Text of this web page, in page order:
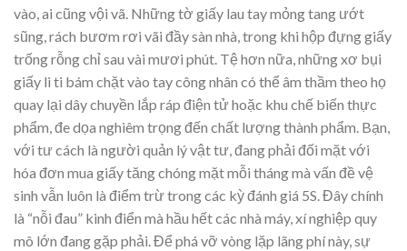
vào, ai cũng vội vã. Những tờ giấy lau tay mỏng tang ướt
sũng, rách bươm rơi vãi đầy sàn nhà, trong khi hộp đựng giấy
trống rỗng chỉ sau vài mươi phút. Tệ hơn nữa, những xơ bụi
giấy li ti bám chặt vào tay công nhân có thể âm thầm theo họ
quay lại dây chuyền lắp ráp điện tử hoặc khu chế biến thực
phẩm, đe dọa nghiêm trọng đến chất lượng thành phẩm. Bạn,
với tư cách là người quản lý vật tư, đang phải đối mặt với
hóa đơn mua giấy tăng chóng mặt mỗi tháng mà vấn đề vệ
sinh vẫn luôn là điểm trừ trong các kỳ đánh giá 5S. Đây chính
là “nỗi đau” kinh điển mà hầu hết các nhà máy, xí nghiệp quy
mô lớn đang gặp phải. Để phá vỡ vòng lặp lãng phí này, sự